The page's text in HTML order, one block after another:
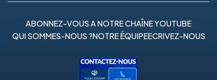
ABONNEZ-VOUS A NOTRE CHAÎNE YOUTUBE
QUI SOMMES-NOUS ?NOTRE ÉQUIPEECRIVEZ-NOUS